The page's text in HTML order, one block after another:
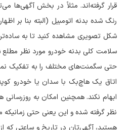
قرار گرفته‌اند. مثلاً در بخش آگهی‌ها
رنگ شده بدنه اتومبیل (البته بنا بر
شکل تصویری مشاهده کنید تا به
سلامت کلی بدنه خودرو مورد نظر مطلع
حتی سگمنت‌های مختلف را به تفکیک
اتاق یک هاچ‌بک‌ با سدان‌ یا خودرو
ابهام نکند. همچنین امکان به روزرسانی
نظر گرفته شده و این یعنی حتی
هستید، آگهی‌تان در تاریخ و ساعتی